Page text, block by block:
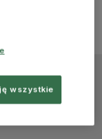
wszystkie